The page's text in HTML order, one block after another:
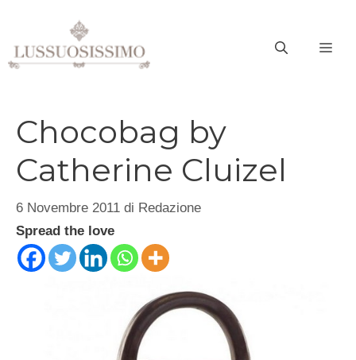
contenuto
Chocobag by
Catherine Cluizel
6 Novembre 2011 di Redazione
Spread the love